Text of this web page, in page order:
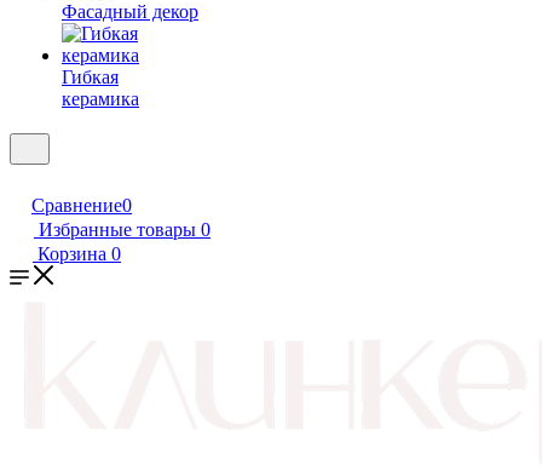
Фасадный декор
Гибкая
керамика
Сравнение0
Избранные товары 0
Корзина 0